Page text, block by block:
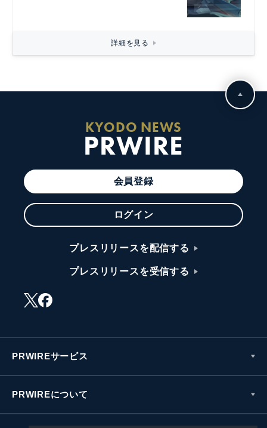
詳細を見る
KYODO NEWS
PRWIRE
会員登録
ログイン
プレスリリースを配信する
プレスリリースを受信する
PRWIREサービス
PRWIREについて